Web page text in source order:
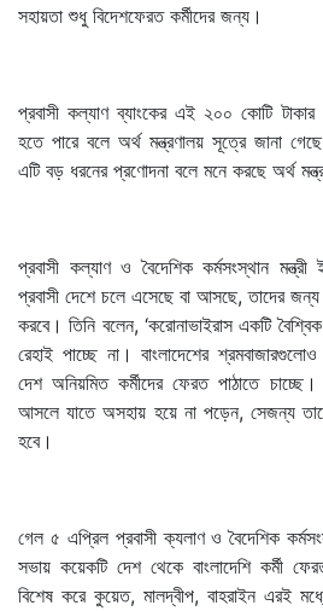
সহায়তা শুধু বিদেশফেরত কর্মীদের জন্য।
প্রবাসী কল্যাণ ব্যাংকের এই ২০০ কোটি
হতে পারে বলে অর্থ মন্ত্রণালয় সূত্রে জানা
এটি বড় ধরনের প্রণোদনা বলে মনে করছে অর্থ
প্রবাসী কল্যাণ ও বৈদেশিক কর্মসংস্থান
প্রবাসী দেশে চলে এসেছে বা আসছে, তাদের
করবে। তিনি বলেন, ‘করোনাভাইরাস একটি
রেহাই পাচ্ছে না। বাংলাদেশের
দেশ অনিয়মিত কর্মীদের ফেরত পাঠাতে চাচ্ছে।
আসলে যাতে অসহায় হয়ে না পড়েন, সেজন্য
হবে।
গেল ৫ এপ্রিল প্রবাসী ক্যলাণ ও বৈদেশিক
সভায় কয়েকটি দেশ থেকে বাংলাদেশি কর্মী
বিশেষ করে কুয়েত, মালদ্বীপ, বাহরাইন এরই